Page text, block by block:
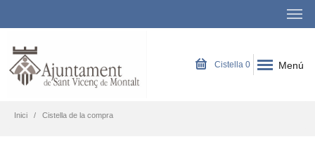
Cistella 0 Menú
Inici Cistella de la compra